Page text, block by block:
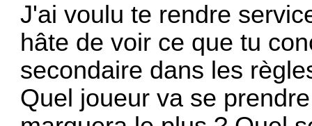
J'ai voulu te rendre
hâte de voir ce que tu
secondaire dans les
Quel joueur va se